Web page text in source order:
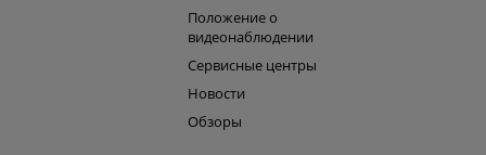
Положение о
видеонаблюдении
Сервисные центры
Новости
Обзоры